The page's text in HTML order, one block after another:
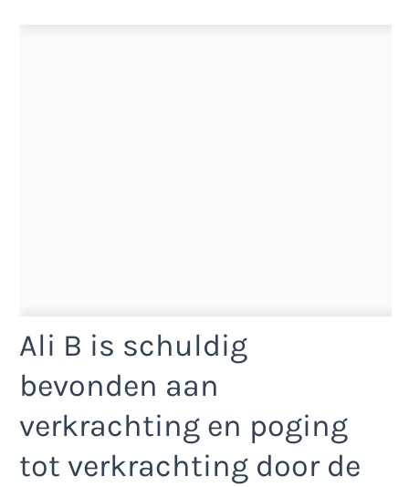
Ali B is schuldig
bevonden aan
verkrachting en poging
tot verkrachting door de